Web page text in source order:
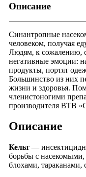
Описание
Синантропные
человеком, получая
Людям, к сожалению,
негативные эмоции:
продукты, портят
Большинство из них
жизни и здоровья.
членистоногими
производителя ВТВ
Описание
Кельт —
борьбы с
блохами, тараканами,